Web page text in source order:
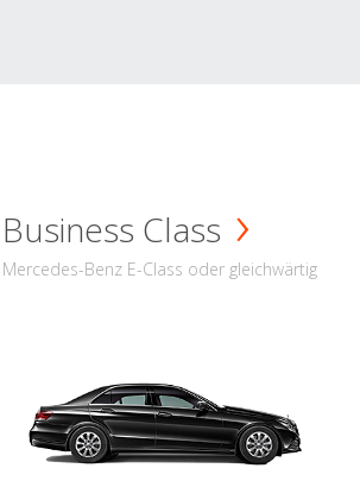
Business Class
Mercedes-Benz E-Class oder gleichwärtig